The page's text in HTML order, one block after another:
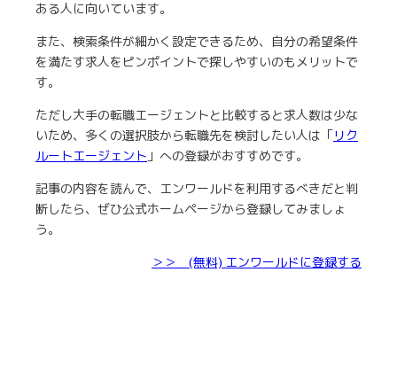
ある人に向いています。
また、検索条件が細かく設定できるため、自分の希望条件
を満たす求人をピンポイントで探しやすいのもメリットで
す。
ただし大手の転職エージェントと比較すると求人数は少な
いため、多くの選択肢から転職先を検討したい人は「 リク
ルートエージェント」への登録がおすすめです。
記事の内容を読んで、エンワールドを利用するべきだと判
断したら、ぜひ公式ホームページから登録してみましょ
う。
＞＞ (無料) エンワールドに登録する